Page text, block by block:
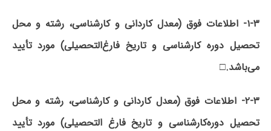
۱-۳- اطلاعات فوق (معدل کاردانی و کارشناسی، رشته و محل
تحصیل دوره کارشناسی و تاریخ فارغ‌التحصیلی) مورد تأیید
می‌باشد.□
۲-۳- اطلاعات فوق (معدل کاردانی و کارشناسی، رشته و محل
تحصیل دوره‌کارشناسی و تاریخ فارغ التحصیلی) مورد تأیید